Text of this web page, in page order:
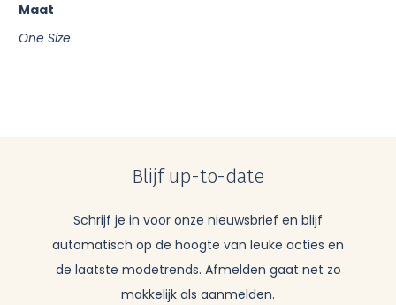
Maat
One Size
Blijf up-to-date
Schrijf je in voor onze nieuwsbrief en blijf
automatisch op de hoogte van leuke acties en
de laatste modetrends. Afmelden gaat net zo
makkelijk als aanmelden.